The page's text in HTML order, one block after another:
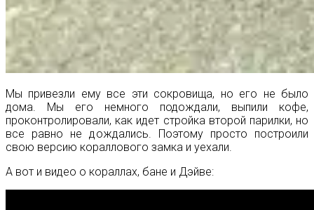
Мы привезли ему все эти сокровища, но его не было
дома. Мы его немного подождали, выпили кофе,
проконтролировали, как идет стройка второй парилки, но
все равно не дождались. Поэтому просто построили
свою версию кораллового замка и уехали.
А вот и видео о кораллах, бане и Дэйве: